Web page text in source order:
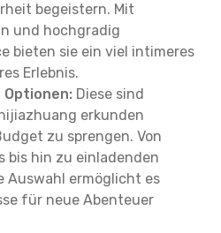
begeistern. Mit
und hochgradig
bieten sie ein viel intimeres
Erlebnis.
Diese sind
erkunden
zu sprengen. Von
bis hin zu einladenden
Auswahl ermöglicht es
für neue Abenteuer